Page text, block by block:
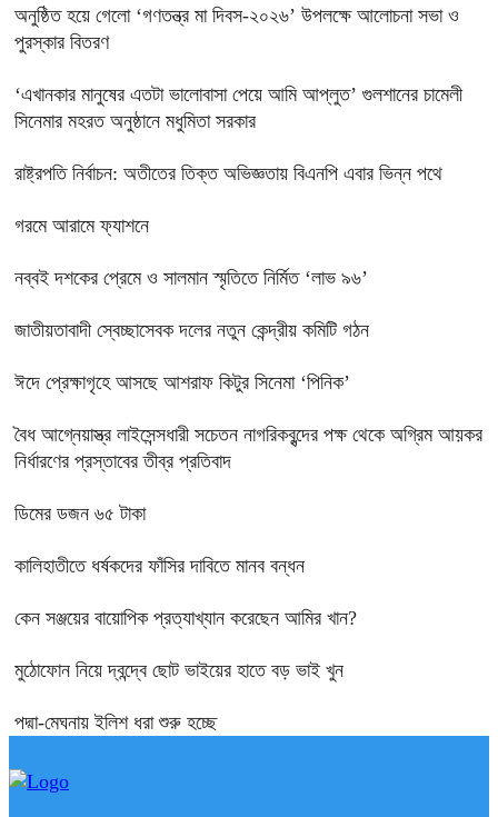
অনুষ্ঠিত হয়ে গেলো ‘গণতন্ত্র মা দিবস-২০২৬’ উপলক্ষে আলোচনা সভা ও
পুরস্কার বিতরণ
‘এখানকার মানুষের এতটা ভালোবাসা পেয়ে আমি আপ্লুত’ গুলশানের চামেলী
সিনেমার মহরত অনুষ্ঠানে মধুমিতা সরকার
রাষ্ট্রপতি নির্বাচন: অতীতের তিক্ত অভিজ্ঞতায় বিএনপি এবার ভিন্ন পথে
গরমে আরামে ফ্যাশনে
নব্বই দশকের প্রেমে ও সালমান স্মৃতিতে নির্মিত ‘লাভ ৯৬’
জাতীয়তাবাদী স্বেচ্ছাসেবক দলের নতুন কেন্দ্রীয় কমিটি গঠন
ঈদে প্রেক্ষাগৃহে আসছে আশরাফ কিটুর সিনেমা ‘পিনিক’
বৈধ আগ্নেয়াস্ত্র লাইসেন্সধারী সচেতন নাগরিকবৃন্দের পক্ষ থেকে অগ্রিম আয়কর
নির্ধারণের প্রস্তাবের তীব্র প্রতিবাদ
ডিমের ডজন ৬৫ টাকা
কালিহাতীতে ধর্ষকদের ফাঁসির দাবিতে মানব বন্ধন
কেন সঞ্জয়ের বায়োপিক প্রত্যাখ্যান করেছেন আমির খান?
মুঠোফোন নিয়ে দ্বন্দ্বে ছোট ভাইয়ের হাতে বড় ভাই খুন
পদ্মা-মেঘনায় ইলিশ ধরা শুরু হচ্ছে